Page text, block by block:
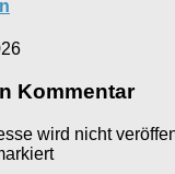
Kommentar
wird nicht